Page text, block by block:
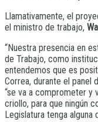
Llamativamente, el
el ministro de trabajo,
“Nuestra presencia en
de Trabajo, como
entendemos que es
Correa, durante el panel
“se va a comprometer y
criollo, para que ningún
Legislatura tenga alguna